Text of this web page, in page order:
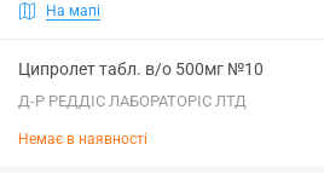
На мапі
Ципролет табл. в/о 500мг №10
Д-Р РЕДДІС ЛАБОРАТОРІС ЛТД
Немає в наявності